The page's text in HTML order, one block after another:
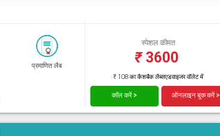
प्रमाणित लैब
स्पेशल कीमत
₹3600
₹ 108 का कैशबैक लैब्सएडवाइजर वॉलेट में
कॉल करें > ऑनलाइन बुक करें >